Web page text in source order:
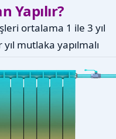
Yapılır?
ortalama 1 ile 3 yıl
mutlaka yapılmalı